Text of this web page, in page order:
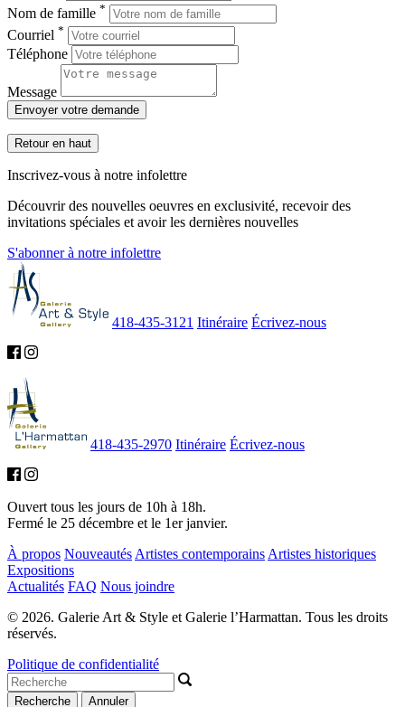
Nom de famille *
Courriel *
Téléphone
Message
Envoyer votre demande
Retour en haut
Inscrivez-vous à notre infolettre
Découvrir des nouvelles oeuvres en exclusivité, recevoir des
invitations spéciales et avoir les dernières nouvelles
S'abonner à notre infolettre
418-435-3121 Itinéraire Écrivez-nous
418-435-2970 Itinéraire Écrivez-nous
Ouvert tous les jours de 10h à 18h.
Fermé le 25 décembre et le 1er janvier.
À propos Nouveautés Artistes contemporains Artistes historiques
Expositions
Actualités FAQ Nous joindre
© 2026. Galerie Art & Style et Galerie l’Harmattan. Tous les droits
réservés.
Politique de confidentialité
Recherche Annuler